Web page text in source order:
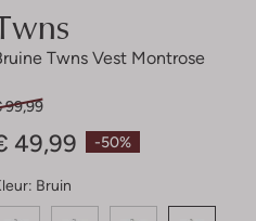
Twns Vest Montrose
-50%
99,99
49,99
Bruin